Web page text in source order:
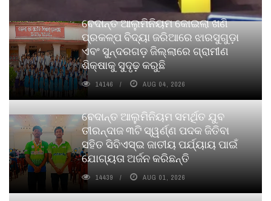
ବେଦାନ୍ତ ଆଲୁମିନିୟମ କୋଇଲା ଖଣି
ପ୍ରକଳ୍ପ ବିଦ୍ୟା ଜରିଆରେ ଝାରସୁଗୁଡ଼ା
ଏବଂ ସୁନ୍ଦରଗଡ଼ ଜିଲ୍ଲାରେ ଗ୍ରାମୀଣ
ଶିକ୍ଷାକୁ ସୁଦୃଢ଼ କରୁଛି
14146 AUG 04, 2026
ବେଦାନ୍ତ ଆଲୁମିନିୟମ ସମର୍ଥିତ ଯୁବ
ତୀରନ୍ଦାଜ ୩ଟି ସ୍ୱର୍ଣ୍ଣ ପଦକ ଜିତିବା
ସହିତ ସିବିଏସ୍ଇ ଜାତୀୟ ପର୍ଯ୍ୟାୟ ପାଇଁ
ଯୋଗ୍ୟତା ଅର୍ଜନ କରିଛନ୍ତି
14439 AUG 01, 2026